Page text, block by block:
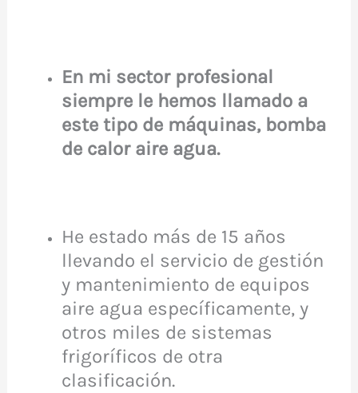
En mi sector profesional
siempre le hemos llamado a
este tipo de máquinas, bomba
de calor aire agua.
He estado más de 15 años
llevando el servicio de gestión
y mantenimiento de equipos
aire agua específicamente, y
otros miles de sistemas
frigoríficos de otra
clasificación.